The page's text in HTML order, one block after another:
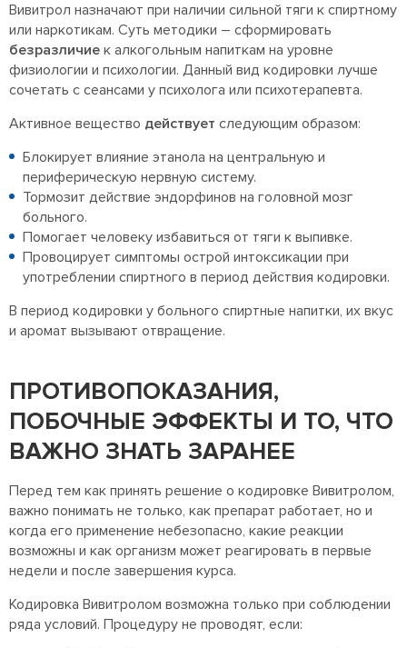
Вивитрол назначают при наличии сильной тяги к спиртному
или наркотикам. Суть методики – сформировать
безразличие к алкогольным напиткам на уровне
физиологии и психологии. Данный вид кодировки лучше
сочетать с сеансами у психолога или психотерапевта.
Активное вещество действует следующим образом:
Блокирует влияние этанола на центральную и
периферическую нервную систему.
Тормозит действие эндорфинов на головной мозг
больного.
Помогает человеку избавиться от тяги к выпивке.
Провоцирует симптомы острой интоксикации при
употреблении спиртного в период действия кодировки.
В период кодировки у больного спиртные напитки, их вкус
и аромат вызывают отвращение.
ПРОТИВОПОКАЗАНИЯ,
ПОБОЧНЫЕ ЭФФЕКТЫ И ТО, ЧТО
ВАЖНО ЗНАТЬ ЗАРАНЕЕ
Перед тем как принять решение о кодировке Вивитролом,
важно понимать не только, как препарат работает, но и
когда его применение небезопасно, какие реакции
возможны и как организм может реагировать в первые
недели и после завершения курса.
Кодировка Вивитролом возможна только при соблюдении
ряда условий. Процедуру не проводят, если: